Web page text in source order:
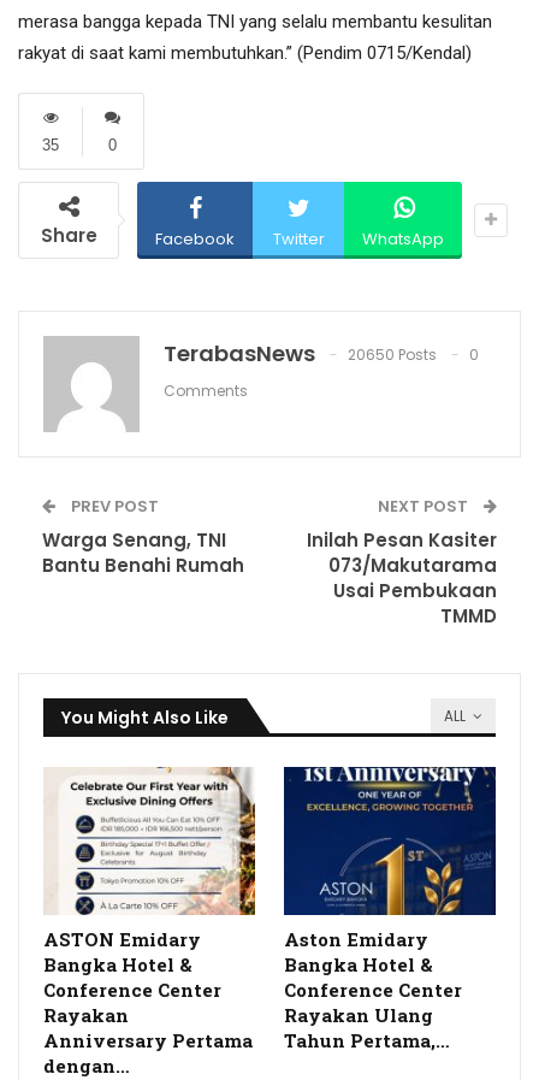
merasa bangga kepada TNI yang selalu membantu kesulitan
rakyat di saat kami membutuhkan.” (Pendim 0715/Kendal)
0
35
Share Facebook Twitter WhatsApp
TerabasNews 20650 Posts
0
Comments
PREV POST
Warga Senang, TNI
Bantu Benahi Rumah
NEXT POST
Inilah Pesan Kasiter
073/Makutarama
Usai Pembukaan
TMMD
ALL
You Might Also Like
ASTON Emidary
Bangka Hotel &
Conference Center
Rayakan
Anniversary Pertama
dengan…
Aston Emidary
Bangka Hotel &
Conference Center
Rayakan Ulang
Tahun Pertama,…